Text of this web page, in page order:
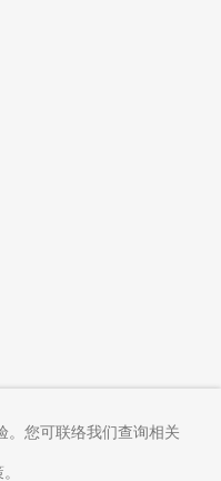
。您可联络我们查询相关